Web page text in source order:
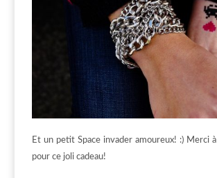
Et un petit Space invader amoureux! :) Merci à
pour ce joli cadeau!